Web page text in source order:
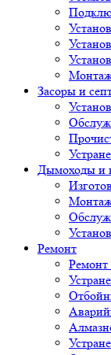
Монтаж
Засоры и
Дымоходы и
Ремонт
Ремонт